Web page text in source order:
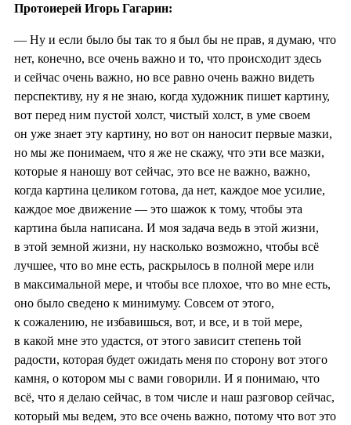
Протоиерей Игорь Гагарин:
— Ну и если было бы так то я был бы не прав, я думаю, что
нет, конечно, все очень важно и то, что происходит здесь
и сейчас очень важно, но все равно очень важно видеть
перспективу, ну я не знаю, когда художник пишет картину,
вот перед ним пустой холст, чистый холст, в уме своем
он уже знает эту картину, но вот он наносит первые мазки,
но мы же понимаем, что я же не скажу, что эти все мазки,
которые я наношу вот сейчас, это все не важно, важно,
когда картина целиком готова, да нет, каждое мое усилие,
каждое мое движение — это шажок к тому, чтобы эта
картина была написана. И моя задача ведь в этой жизни,
в этой земной жизни, ну насколько возможно, чтобы всё
лучшее, что во мне есть, раскрылось в полной мере или
в максимальной мере, и чтобы все плохое, что во мне есть,
оно было сведено к минимуму. Совсем от этого,
к сожалению, не избавишься, вот, и все, и в той мере,
в какой мне это удастся, от этого зависит степень той
радости, которая будет ожидать меня по сторону вот этого
камня, о котором мы с вами говорили. И я понимаю, что
всё, что я делаю сейчас, в том числе и наш разговор сейчас,
который мы ведем, это все очень важно, потому что вот это